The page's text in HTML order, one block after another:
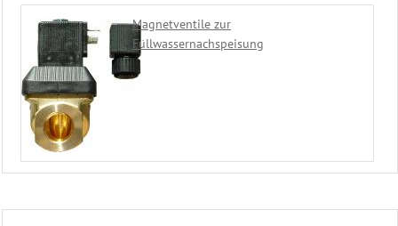
Magnetventile zur
Füllwassernachspeisung